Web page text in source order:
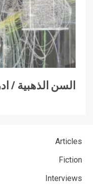
السن الذهبية /
Articles
Fiction
Interviews